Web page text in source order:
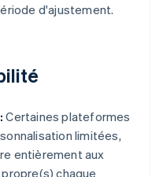
d'ajustement.
Certaines plateformes
limitées,
entièrement aux
chaque